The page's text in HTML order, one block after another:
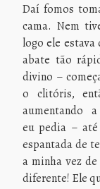
Daí fomos
cama. Nem
logo ele
abate tão
divino –
o clitóris,
aumentando
eu pedia –
espantada de
a minha vez
diferente! Ele